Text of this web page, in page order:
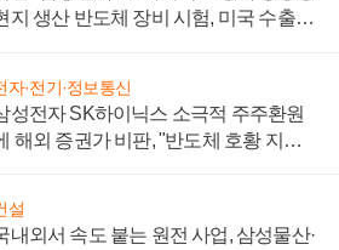
지 생산 반도체 장비 시험, 미국 수출통
자·전기·정보통신
성전자 SK하이닉스 소극적 주주환원
해외 증권가 비판, "반도체 호황 지속
설
내외서 속도 붙는 원전 사업, 삼성물산·